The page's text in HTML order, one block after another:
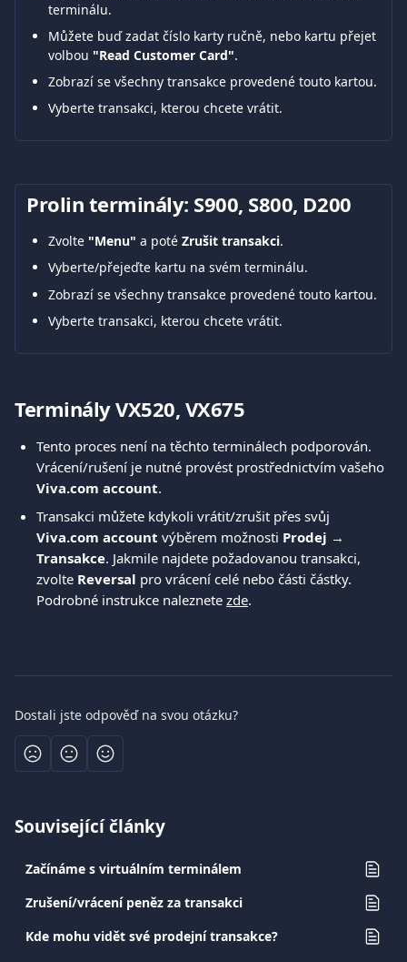
terminálu.
Můžete buď zadat číslo karty ručně, nebo kartu přejet
volbou "Read Customer Card".
Zobrazí se všechny transakce provedené touto kartou.
Vyberte transakci, kterou chcete vrátit.
Prolin terminály: S900, S800, D200
Zvolte "Menu" a poté Zrušit transakci.
Vyberte/přejeďte kartu na svém terminálu.
Zobrazí se všechny transakce provedené touto kartou.
Vyberte transakci, kterou chcete vrátit.
Terminály VX520, VX675
Tento proces není na těchto terminálech podporován.
Vrácení/rušení je nutné provést prostřednictvím vašeho
Viva.com account.
Transakci můžete kdykoli vrátit/zrušit přes svůj
Viva.com account výběrem možnosti Prodej →
Transakce. Jakmile najdete požadovanou transakci,
zvolte Reversal pro vrácení celé nebo části částky.
Podrobné instrukce naleznete zde.
Dostali jste odpověď na svou otázku?
Související články
Začínáme s virtuálním terminálem
Zrušení/vrácení peněz za transakci
Kde mohu vidět své prodejní transakce?